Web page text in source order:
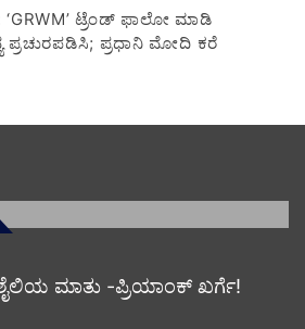
‘GRWM’ ಟ್ರೆಂಡ್ ಫಾಲೋ ಮಾಡಿ
ಪ್ರಚುರಪಡಿಸಿ; ಪ್ರಧಾನಿ ಮೋದಿ ಕರೆ
ಮಾತು -ಪ್ರಿಯಾಂಕ್ ಖರ್ಗೆ!